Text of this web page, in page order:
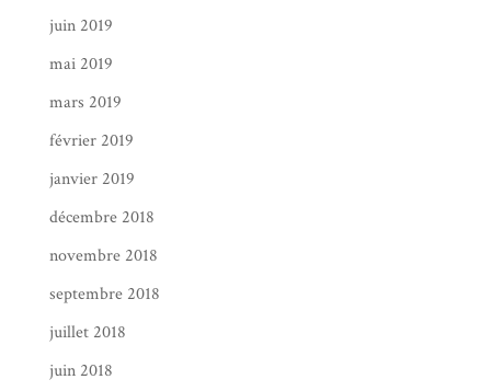
juin 2019
mai 2019
mars 2019
février 2019
janvier 2019
décembre 2018
novembre 2018
septembre 2018
juillet 2018
juin 2018